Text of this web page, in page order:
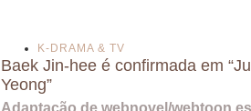
K-DRAMA & TV
Baek Jin-hee é confirmada em
Yeong”
Adaptação de webnovel/webtoon